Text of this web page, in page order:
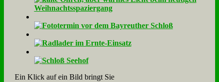
Ein Klick auf ein Bild bringt Sie